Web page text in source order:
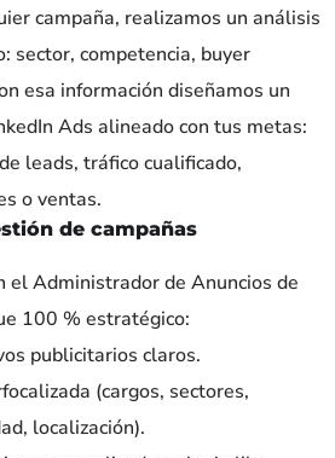
campaña, realizamos un análisis
sector, competencia, buyer
esa información diseñamos un
Ads alineado con tus metas:
leads, tráfico cualificado,
o ventas.
de campañas
el Administrador de Anuncios de
100 % estratégico:
publicitarios claros.
(cargos, sectores,
localización).